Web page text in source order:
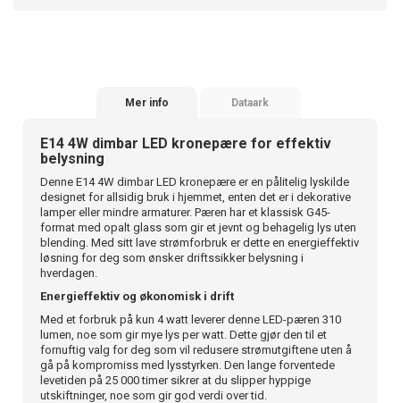
Mer info Dataark
E14 4W dimbar LED kronepære for effektiv
belysning
Denne E14 4W dimbar LED kronepære er en pålitelig lyskilde
designet for allsidig bruk i hjemmet, enten det er i dekorative
lamper eller mindre armaturer. Pæren har et klassisk G45-
format med opalt glass som gir et jevnt og behagelig lys uten
blending. Med sitt lave strømforbruk er dette en energieffektiv
løsning for deg som ønsker driftssikker belysning i
hverdagen.
Energieffektiv og økonomisk i drift
Med et forbruk på kun 4 watt leverer denne LED-pæren 310
lumen, noe som gir mye lys per watt. Dette gjør den til et
fornuftig valg for deg som vil redusere strømutgiftene uten å
gå på kompromiss med lysstyrken. Den lange forventede
levetiden på 25 000 timer sikrer at du slipper hyppige
utskiftninger, noe som gir god verdi over tid.